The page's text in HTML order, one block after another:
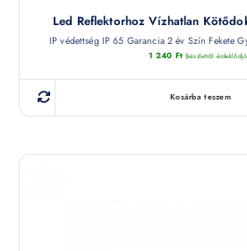
Led Reflektorhoz Vízhatlan
IP védettség IP 65 Garancia 2 év Szín Fekete
1 240 Ft (készletről
Kosárba teszem